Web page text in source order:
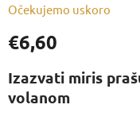
€6,60
Izmjeri
cijenu:
Očekujemo uskoro
Izazvati miris
volanom